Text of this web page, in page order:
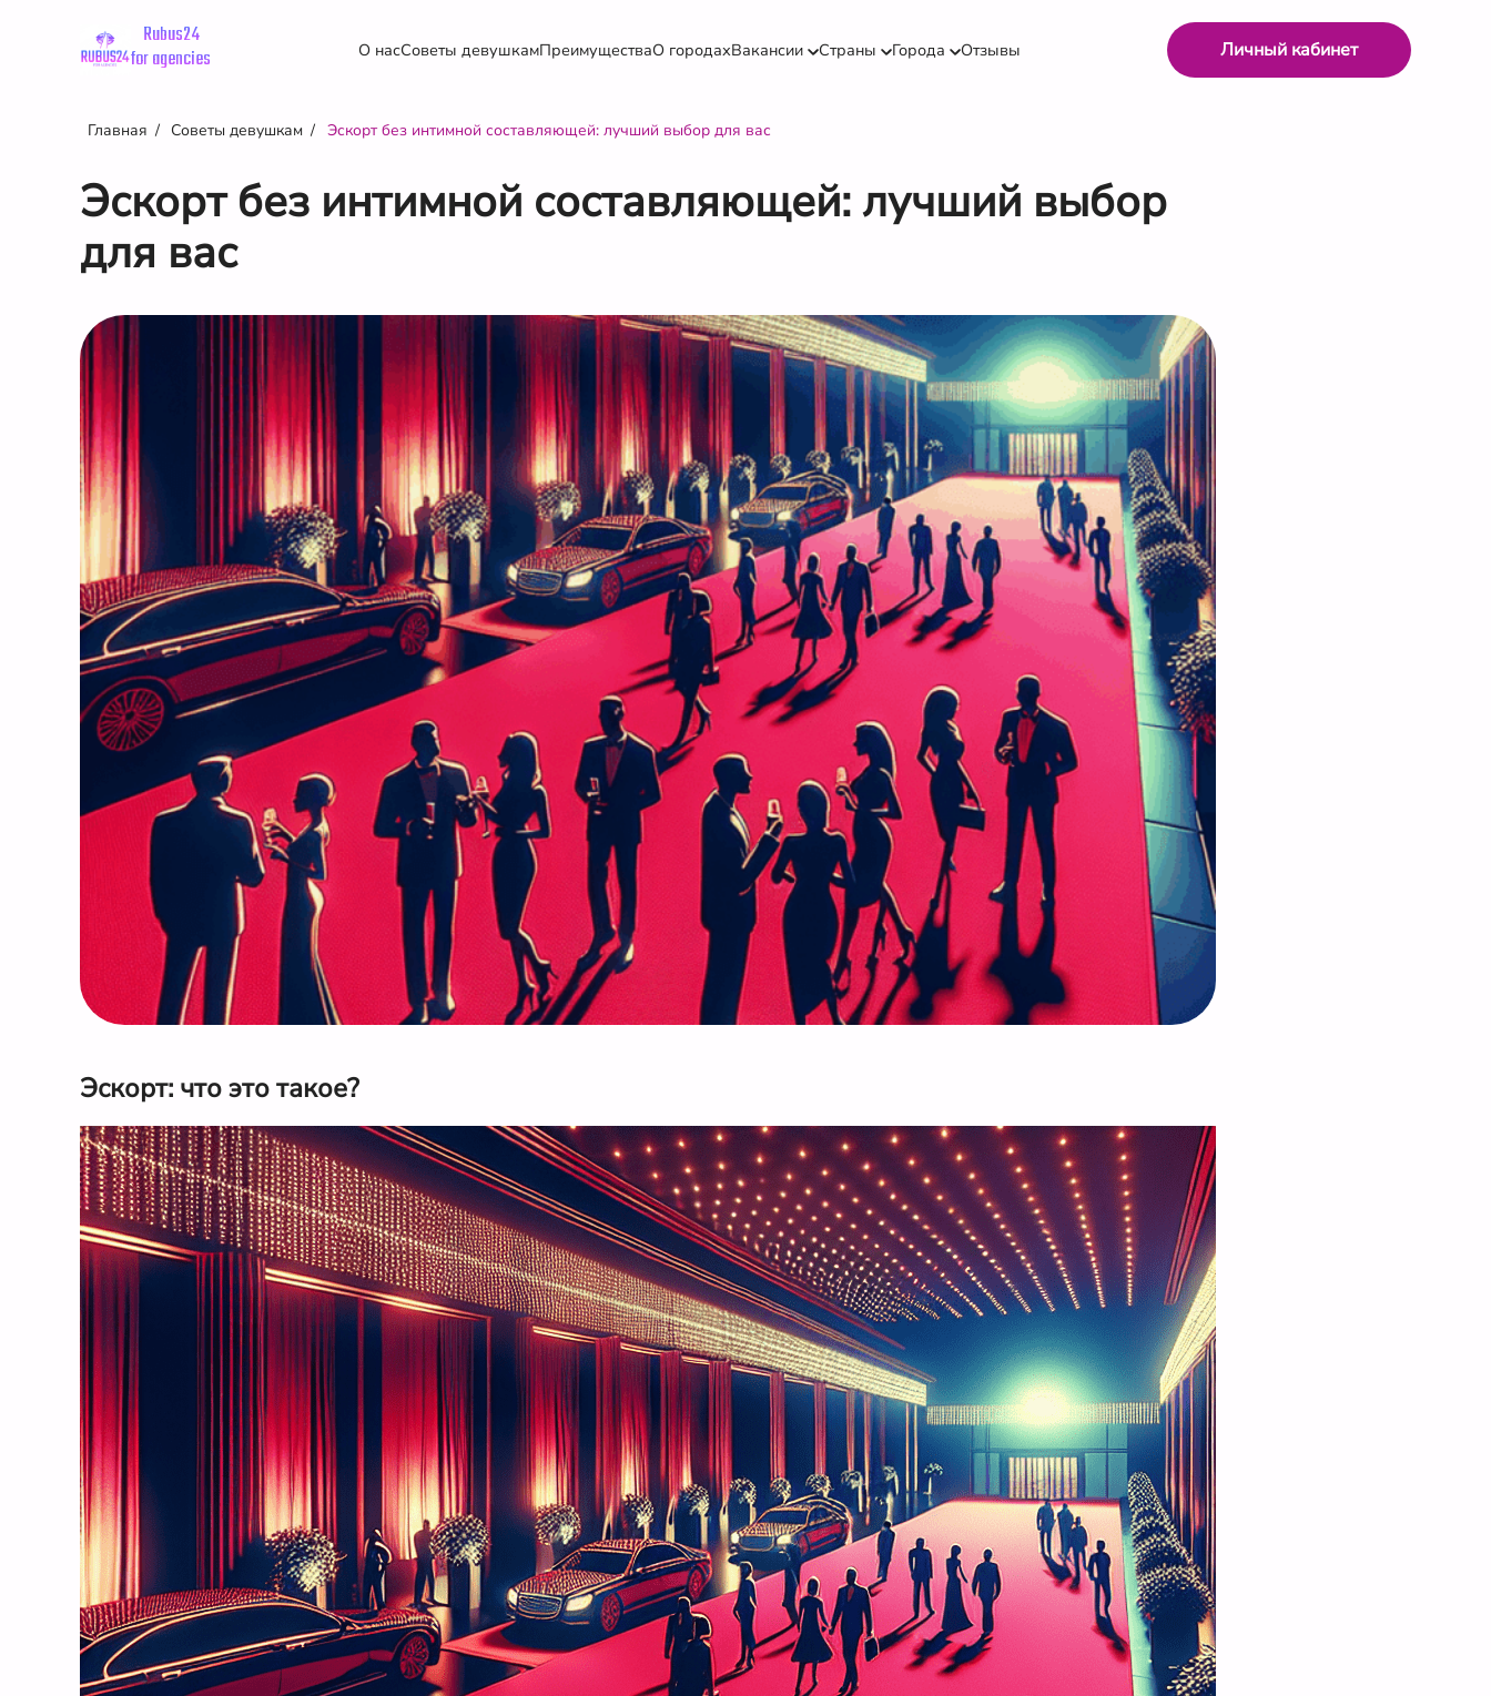
Rubus24
for agencies
О насСоветы девушкамПреимуществаО городахВакансии Страны Города Отзывы Личный кабинет
Главная Советы девушкам Эскорт без интимной составляющей: лучший выбор для вас
Эскорт без интимной составляющей: лучший выбор
для вас
Эскорт: что это такое?